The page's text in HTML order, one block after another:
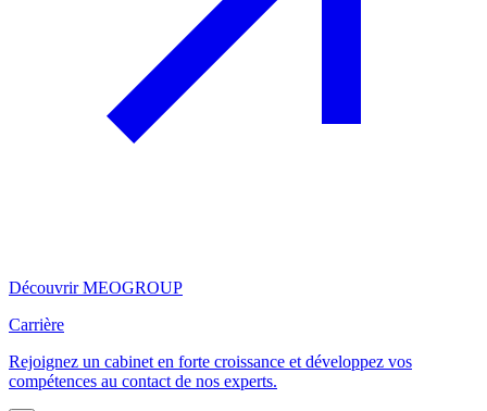
Découvrir MEOGROUP
Carrière
Rejoignez un cabinet en forte croissance et développez vos
compétences au contact de nos experts.